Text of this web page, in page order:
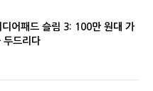
디어패드 슬림 3: 100만 원대 가
두드리다